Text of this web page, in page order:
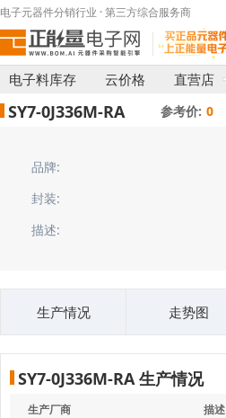
电子元器件分销行业 · 第三方综合服务商
电子料库存 云价格 直营店
SY7-0J336M-RA 参考价: 0
品牌:
封装:
描述:
生产情况 走势图
SY7-0J336M-RA 生产情况
生产厂商 描述